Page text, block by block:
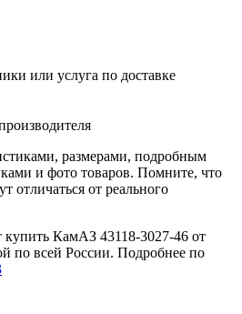
или услуга по доставке
размерами, подробным
и фото товаров. Помните, что
отличаться от реального
КамАЗ 43118-3027-46 от
по всей России. Подробнее по